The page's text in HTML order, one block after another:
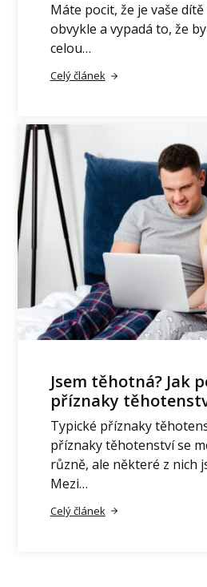
Máte pocit, že je vaše
obvykle a vypadá to, že
celou…
Celý článek
Jsem těhotná? Jak
příznaky
Typické příznaky
příznaky těhotenství se
různě, ale některé z nich
Mezi…
Celý článek